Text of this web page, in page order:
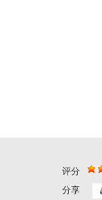
评分
分享
大